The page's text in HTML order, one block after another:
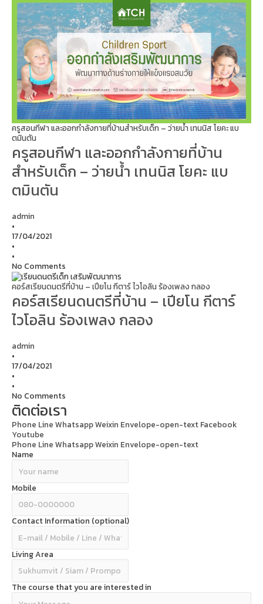
ครูสอนกีฬา และออกกำลังกายที่บ้านสำหรับเด็ก – ว่ายน้ำ เทนนิส โยคะ แบ
ตมินตัน
ครูสอนกีฬา และออกกำลังกายที่บ้าน
สำหรับเด็ก – ว่ายน้ำ เทนนิส โยคะ แบ
ตมินตัน
admin
•
17/04/2021
•
•
No Comments
คอร์สเรียนดนตรีที่บ้าน – เปียโน กีตาร์ ไวโอลิน ร้องเพลง กลอง
คอร์สเรียนดนตรีที่บ้าน – เปียโน กีตาร์
ไวโอลิน ร้องเพลง กลอง
admin
•
17/04/2021
•
•
No Comments
ติดต่อเรา
Phone Line WhatsappWeixin Envelope-open-text Facebook
Youtube
Phone Line WhatsappWeixin Envelope-open-text
Name
Mobile
Contact Information (optional)
Living Area
The course that you are interested in